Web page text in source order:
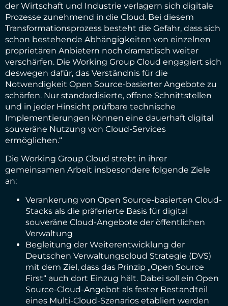
der Wirtschaft und Industrie verlagern sich digitale
Prozesse zunehmend in die Cloud. Bei diesem
Transformationsprozess besteht die Gefahr, dass sich
schon bestehende Abhängigkeiten von einzelnen
proprietären Anbietern noch dramatisch weiter
verschärfen. Die Working Group Cloud engagiert sich
deswegen dafür, das Verständnis für die
Notwendigkeit Open Source-basierter Angebote zu
schärfen. Nur standardisierte, offene Schnittstellen
und in jeder Hinsicht prüfbare technische
Implementierungen können eine dauerhaft digital
souveräne Nutzung von Cloud-Services
ermöglichen.“
Die Working Group Cloud strebt in ihrer
gemeinsamen Arbeit insbesondere folgende Ziele
an:
Verankerung von Open Source-basierten Cloud-
Stacks als die präferierte Basis für digital
souveräne Cloud-Angebote der öffentlichen
Verwaltung
Begleitung der Weiterentwicklung der
Deutschen Verwaltungscloud Strategie (DVS)
mit dem Ziel, dass das Prinzip „Open Source
First“ auch dort Einzug hält. Dabei soll ein Open
Source-Cloud-Angebot als fester Bestandteil
eines Multi-Cloud-Szenarios etabliert werden